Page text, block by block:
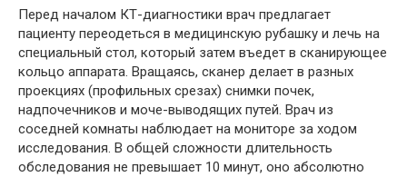
Перед началом КТ-диагностики врач предлагает
пациенту переодеться в медицинскую рубашку и лечь на
специальный стол, который затем въедет в сканирующее
кольцо аппарата. Вращаясь, сканер делает в разных
проекциях (профильных срезах) снимки почек,
надпочечников и моче-выводящих путей. Врач из
соседней комнаты наблюдает на мониторе за ходом
исследования. В общей сложности длительность
обследования не превышает 10 минут, оно абсолютно